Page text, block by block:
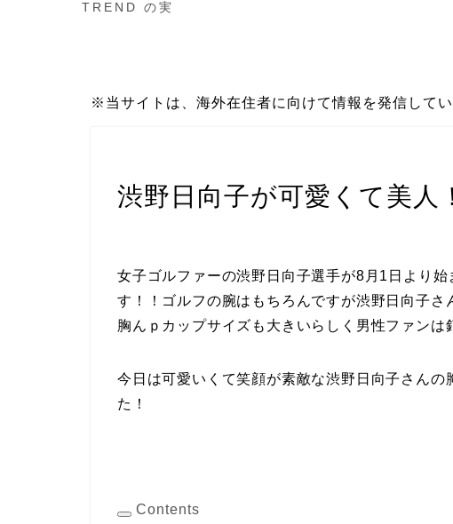
TREND の実
※当サイトは、海外在住者に向けて情報を発信してい
渋野日向子が可愛くて美人
女子ゴルファーの渋野日向子選手が8月1日より
す！！ゴルフの腕はもちろんですが渋野日向子さ
胸んｐカップサイズも大きいらしく男性ファンは
今日は可愛いくて笑顔が素敵な渋野日向子さん
た！
Contents